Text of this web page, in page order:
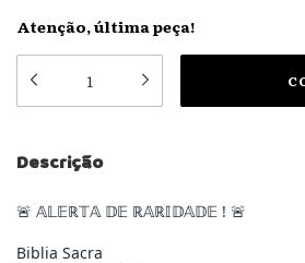
Atenção, última peça!
Descrição
🚨 𝔸𝕃𝔼ℝ𝕋𝔸 𝔻𝔼 ℝ𝔸ℝ𝕀𝔻𝔸𝔻𝔼 ! 🚨
Biblia Sacra